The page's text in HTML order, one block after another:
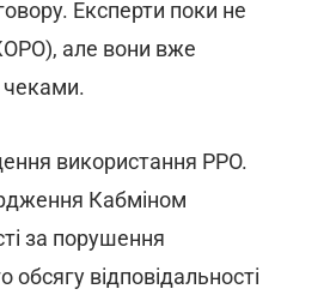
Експерти поки не
але вони вже
чеками.
використання РРО.
Кабміном
за порушення
відповідальності